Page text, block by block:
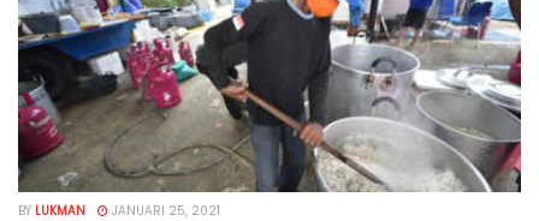
BY LUKMAN JANUARI 25, 2021